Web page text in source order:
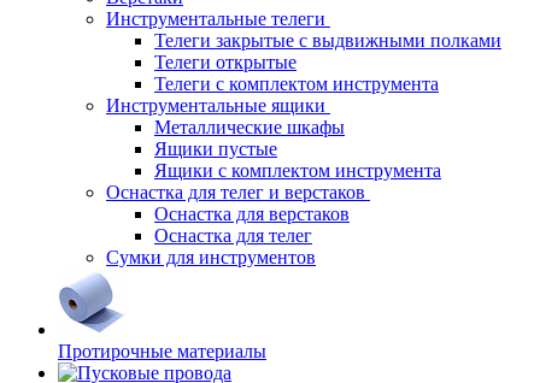
Инструментальные телеги
Телеги закрытые с выдвижными полками
Телеги открытые
Телеги с комплектом инструмента
Инструментальные ящики
Металлические шкафы
Ящики пустые
Ящики с комплектом инструмента
Оснастка для телег и верстаков
Оснастка для верстаков
Оснастка для телег
Сумки для инструментов
Протирочные материалы